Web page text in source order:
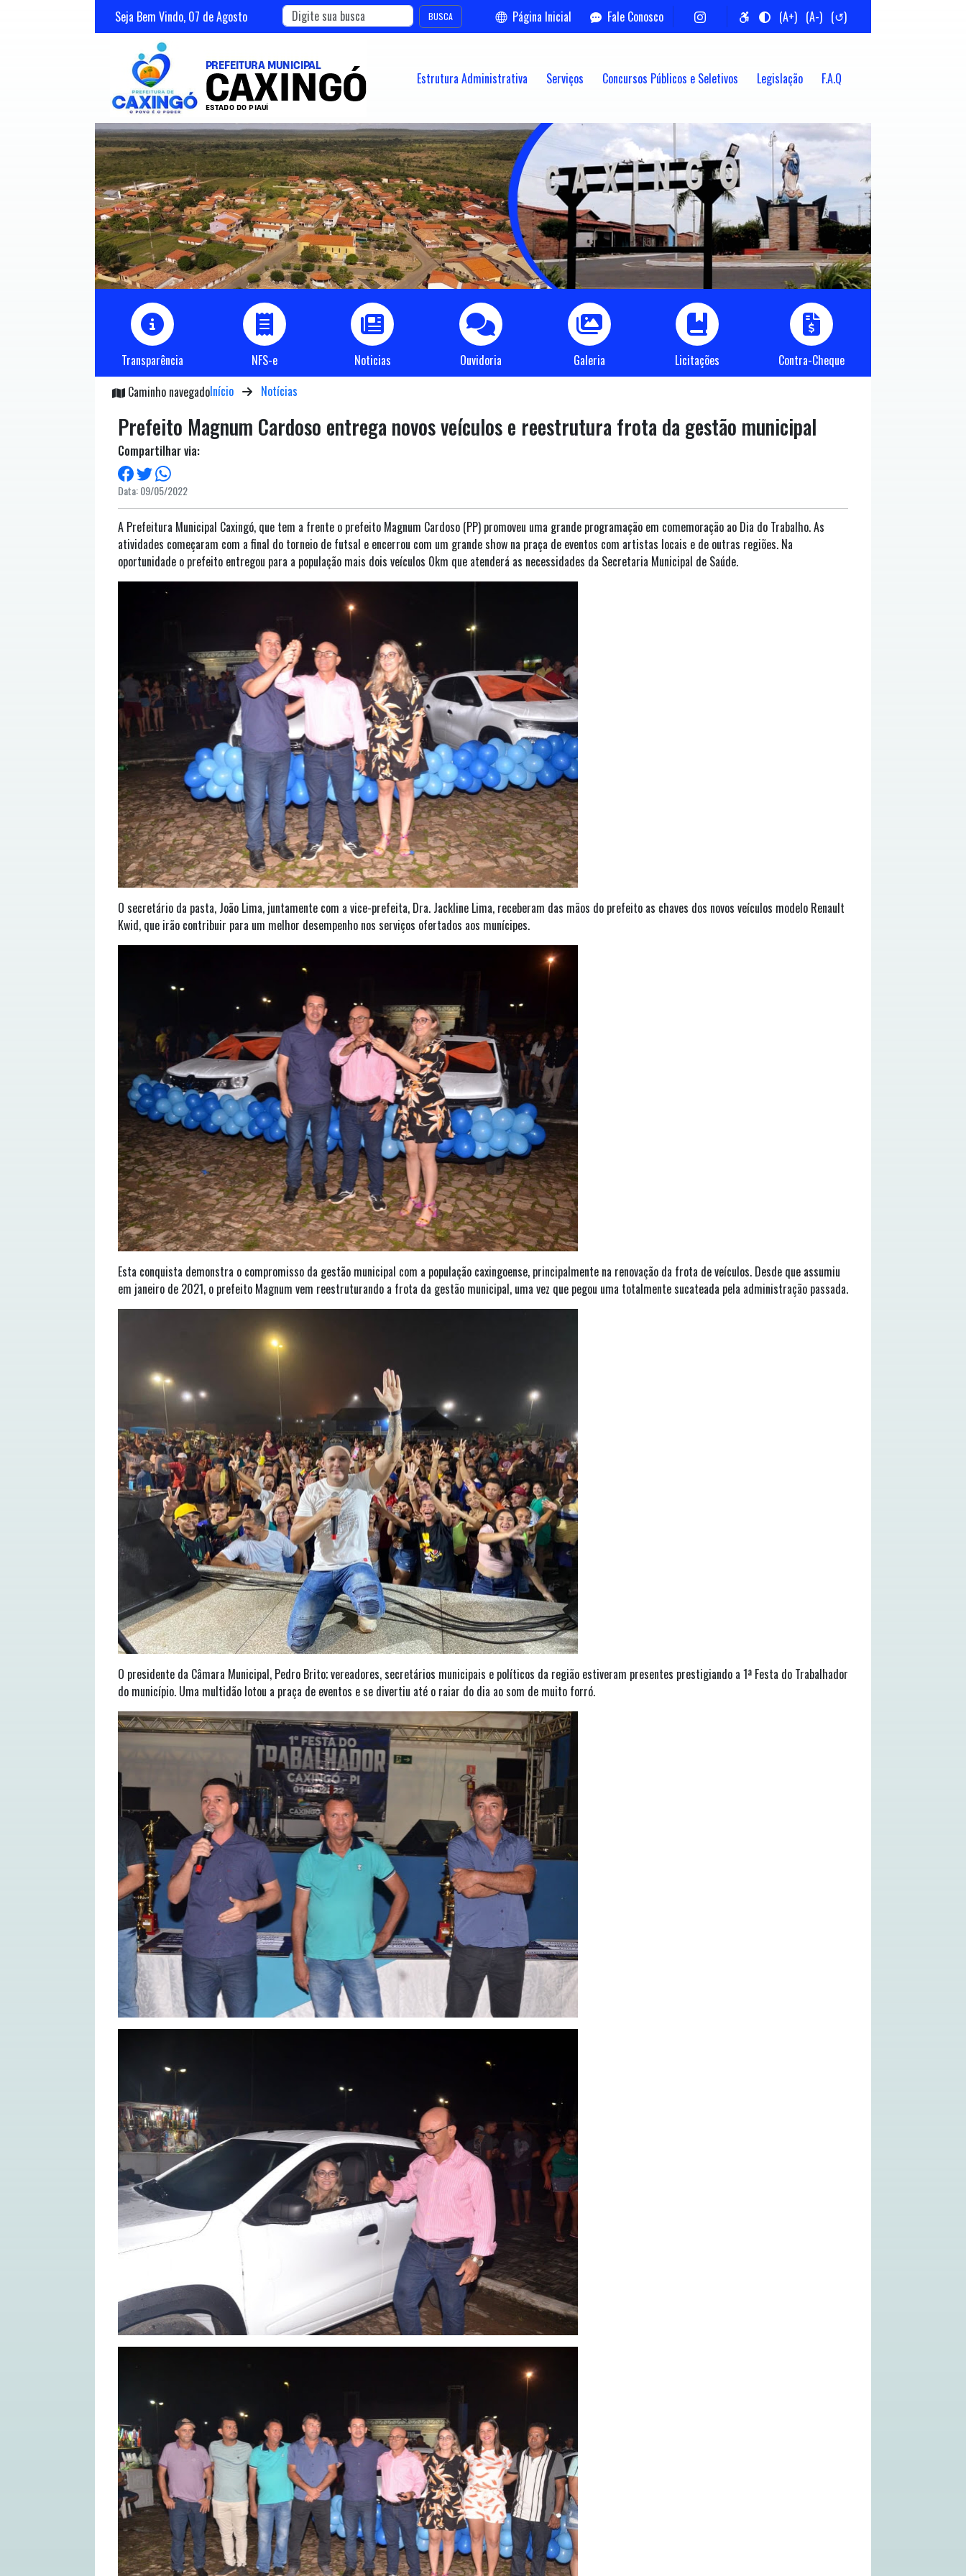
Seja Bem Vindo, 07 deAgosto BUSCA Página Inicial Fale Conosco (A+) (A-) (↺)
Estrutura Administrativa Serviços Concursos Públicos e Seletivos Legislação F.A.Q
Transparência NFS-e Noticias Ouvidoria Galeria Licitações
Contra-Cheque
Caminho navegadoInício Notícias
Prefeito Magnum Cardoso entrega novos veículos e reestrutura frota da gestão municipal
Compartilhar via:
Data: 09/05/2022
A Prefeitura Municipal Caxingó, que tem a frente o prefeito Magnum Cardoso (PP) promoveu uma grande programação em comemoração ao Dia do Trabalho. As
atividades começaram com a final do torneio de futsal e encerrou com um grande show na praça de eventos com artistas locais e de outras regiões. Na
oportunidade o prefeito entregou para a população mais dois veículos 0km que atenderá as necessidades da Secretaria Municipal de Saúde.
O secretário da pasta, João Lima, juntamente com a vice-prefeita, Dra. Jackline Lima, receberam das mãos do prefeito as chaves dos novos veículos modelo Renault
Kwid, que irão contribuir para um melhor desempenho nos serviços ofertados aos munícipes.
Esta conquista demonstra o compromisso da gestão municipal com a população caxingoense, principalmente na renovação da frota de veículos. Desde que assumiu
em janeiro de 2021, o prefeito Magnum vem reestruturando a frota da gestão municipal, uma vez que pegou uma totalmente sucateada pela administração passada.
O presidente da Câmara Municipal, Pedro Brito; vereadores, secretários municipais e políticos da região estiveram presentes prestigiando a 1ª Festa do Trabalhador
do município. Uma multidão lotou a praça de eventos e se divertiu até o raiar do dia ao som de muito forró.